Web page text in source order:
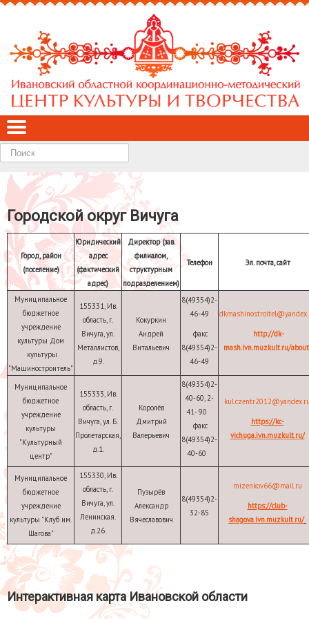
Найти
Городской округ Вичуга
Город, район
(поселение)
Юридический
адрес
(фактический
адрес)
Директор (зав.
филиалом,
структурным
подразделением)
Телефон Эл. почта, сайт
Муниципальное
бюджетное
учреждение
культуры Дом
культуры
"Машиностроитель"
155331, Ив.
область, г.
Вичуга, ул.
Металлистов,
д.9.
Кокуркин
Андрей
Витальевич
8(49354)2-
46-49
факс
8(49354)2-
46-49
http://dk-
mash.ivn.muzkult.ru/about
Муниципальное
бюджетное
учреждение
культуры
"Культурный
центр"
155333, Ив.
область, г.
Вичуга, ул. Б.
Пролетарская,
д.1.
Королёв
Дмитрий
Валерьевич
8(49354)2-
40-60, 2-
41- 90
факс
8(49354)2-
40-60
https://kc-
vichuga.ivn.muzkult.ru/
Муниципальное
бюджетное
учреждение
культуры "Клуб им.
Шагова"
155330, Ив.
область, г.
Вичуга, ул.
Ленинская.
д.26.
Пузырёв
Александр
Вячеславович
8(49354)2-
32-85
mizenkov66@mail.ru
https://club-
shagova.ivn.muzkult.ru/
Интерактивная карта Ивановской области